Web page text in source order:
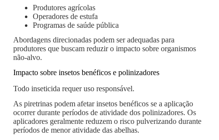
Produtores agrícolas
Operadores de estufa
Programas de saúde pública
Abordagens direcionadas podem ser adequadas para
produtores que buscam reduzir o impacto sobre organismos
não-alvo.
Impacto sobre insetos benéficos e polinizadores
Todo inseticida requer uso responsável.
As piretrinas podem afetar insetos benéficos se a aplicação
ocorrer durante períodos de atividade dos polinizadores. Os
aplicadores geralmente reduzem o risco pulverizando durante
períodos de menor atividade das abelhas.